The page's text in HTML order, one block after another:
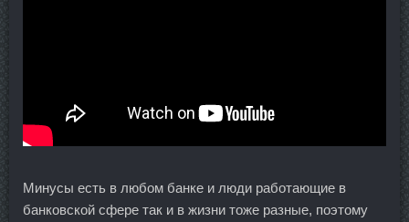
Минусы есть в любом банке и люди работающие в
банковской сфере так и в жизни тоже разные, поэтому